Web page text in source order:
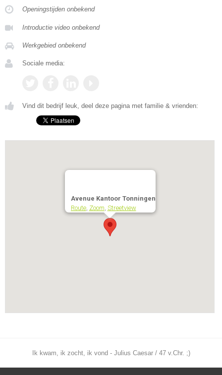
Openingstijden onbekend
Introductie video onbekend
Werkgebied onbekend
Sociale media:
Vind dit bedrijf leuk, deel deze pagina met familie & vrienden:
Avenue Kantoor Tonningen
Route, Zoom, Streetview
Ik kwam, ik zocht, ik vond - Julius Caesar / 47 v.Chr. ;)